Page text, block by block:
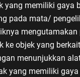
yang memiliki gaya
pada mata/
mengutamakan
ke objek yang
menunjukkan
yang memiliki gaya